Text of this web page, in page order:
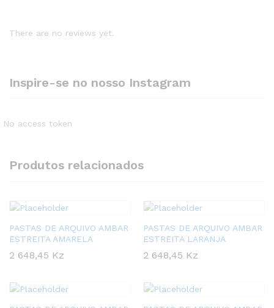
There are no reviews yet.
Inspire-se no nosso Instagram
No access token
Produtos relacionados
PASTAS DE ARQUIVO AMBAR
ESTREITA AMARELA
2 648,45 Kz
PASTAS DE ARQUIVO AMBAR
ESTREITA LARANJA
2 648,45 Kz